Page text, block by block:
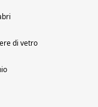
di vetro